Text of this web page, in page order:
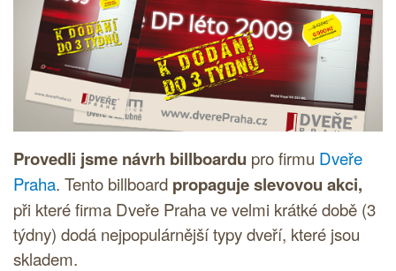
Provedli jsme návrh billboardu pro firmu Dveře
Praha. Tento billboard propaguje slevovou akci,
při které firma Dveře Praha ve velmi krátké době (3
týdny) dodá nejpopulárnější typy dveří, které jsou
skladem.